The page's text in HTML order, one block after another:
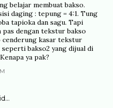
belajar membuat bakso.
daging : tepung = 4:1. Tung
tapioka dan sagu. Tapi
pas dengan tekstur bakso
cenderung kasar tekstur
bakso2 yang dijual di
ya pak?